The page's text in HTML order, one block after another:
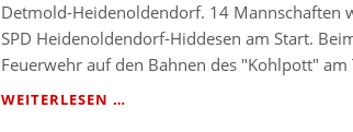
Detmold-Heidenoldendorf. 14 Mannschaften
SPD Heidenoldendorf-Hiddesen am Start.
Feuerwehr auf den Bahnen des "Kohlpott"
WEITERLESEN …